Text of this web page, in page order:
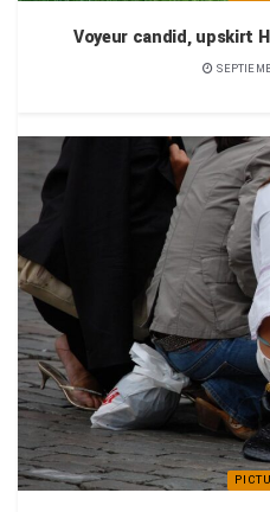
Voyeur candid, upskirt